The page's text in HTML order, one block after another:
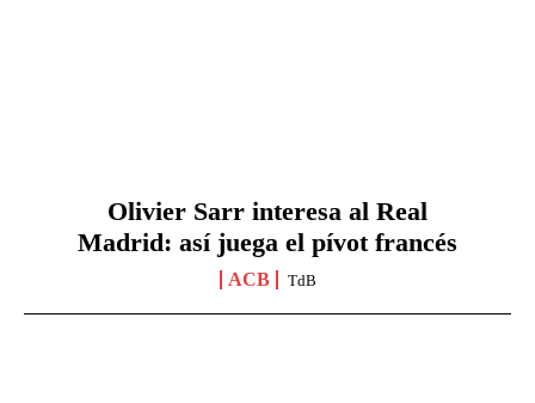
Olivier Sarr interesa al Real
Madrid: así juega el pívot francés
ACB TdB